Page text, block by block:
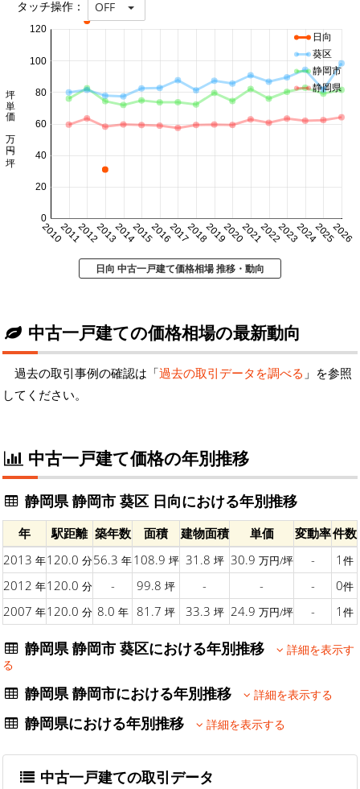
タッチ操作： OFF
20102011201220132014201520162017201820192020202120222023202420252026
0
20
40
60
80
100
120
坪単価 万円/坪
日向
葵区
静岡市
静岡県
日向 中古一戸建て価格相場 推移・動向
中古一戸建ての価格相場の最新動向
過去の取引事例の確認は「過去の取引データを調べる 」を参照
してください。
中古一戸建て価格の年別推移
静岡県 静岡市 葵区 日向における年別推移
年 駅距離 築年数 面積 建物面積 単価 変動率件数
2013 年120.0 分56.3 年108.9 坪 31.8 坪 30.9 万円/坪 - 1 件
2012 年120.0 分 - 99.8 坪 - - - 0件
2007 年120.0 分 8.0 年 81.7 坪 33.3 坪 24.9 万円/坪 - 1 件
静岡県 静岡市 葵区における年別推移
詳細を表示す
る
静岡県 静岡市における年別推移 詳細を表示する
静岡県における年別推移 詳細を表示する
中古一戸建ての取引データ